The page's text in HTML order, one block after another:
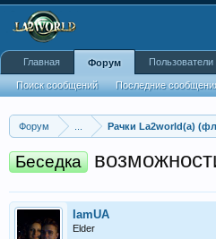
Форум Рачки La2world(a)
Беседка
IamUA
Elder
Главная Форум
Поиск сообщений Последние
Пользователи